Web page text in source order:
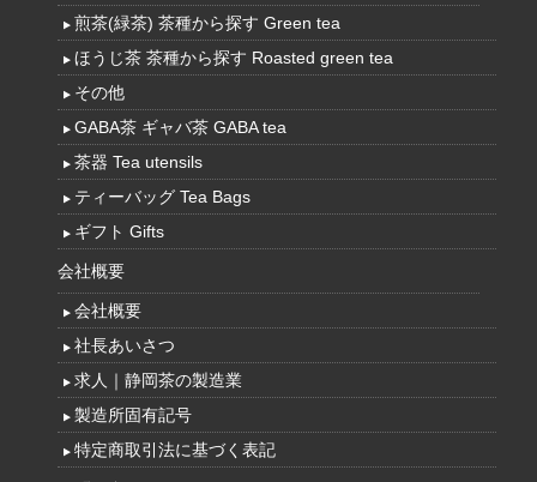
煎茶(緑茶) 茶種から探す Green tea
ほうじ茶 茶種から探す Roasted green tea
その他
GABA茶 ギャバ茶 GABA tea
茶器 Tea utensils
ティーバッグ Tea Bags
ギフト Gifts
会社概要
会社概要
社長あいさつ
求人｜静岡茶の製造業
製造所固有記号
特定商取引法に基づく表記